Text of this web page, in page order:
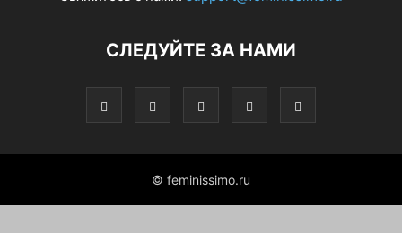
СЛЕДУЙТЕ ЗА НАМИ
© feminissimo.ru